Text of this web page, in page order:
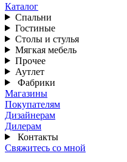
Каталог
Спальни
Гостиные
Столы и стулья
Мягкая мебель
Прочее
Аутлет
Фабрики
Магазины
Покупателям
Дизайнерам
Дилерам
Контакты
Свяжитесь со мной